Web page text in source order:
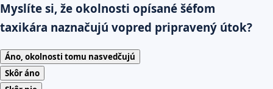
Myslíte si, že okolnosti opísané šéfom
taxikára naznačujú vopred pripravený útok?
Áno, okolnosti tomu nasvedčujú
Skôr áno